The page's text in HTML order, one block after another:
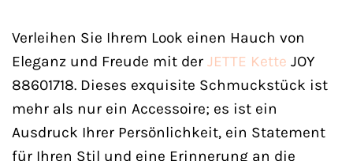
Verleihen Sie Ihrem Look einen Hauch von
Eleganz und Freude mit der JETTE Kette JOY
88601718. Dieses exquisite Schmuckstück ist
mehr als nur ein Accessoire; es ist ein
Ausdruck Ihrer Persönlichkeit, ein Statement
für Ihren Stil und eine Erinnerung an die